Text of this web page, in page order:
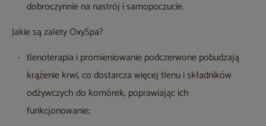
dobroczynnie na nastrój i samopoczucie.
Jakie są zalety OxySpa?
tlenoterapia i promieniowanie podczerwone pobudzają
krążenie krwi, co dostarcza więcej tlenu i składników
odżywczych do komórek, poprawiając ich
funkcjonowanie;